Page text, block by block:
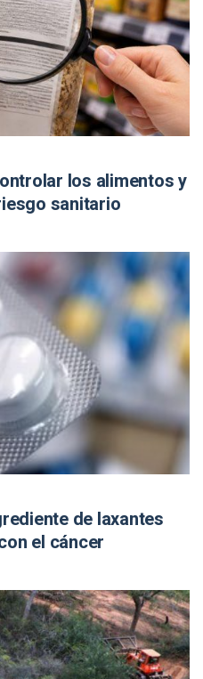
los alimentos y
sanitario
de laxantes
el cáncer